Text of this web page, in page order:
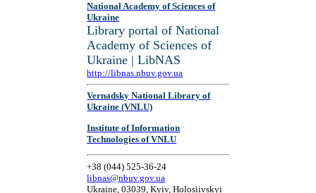
National Academy of Sciences of
Ukraine
Library portal of National
Academy of Sciences of
Ukraine | LibNAS
http://libnas.nbuv.gov.ua
Vernadsky National Library of
Ukraine (VNLU)
Institute of Information
Technologies of VNLU
+38 (044) 525-36-24
libnas@nbuv.gov.ua
Ukraine, 03039, Kyiv, Holosiivskyi